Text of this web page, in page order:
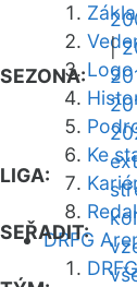
Logo
Ke
DRFG
SEZONA:
|
LIGA:
SEŘADIT: